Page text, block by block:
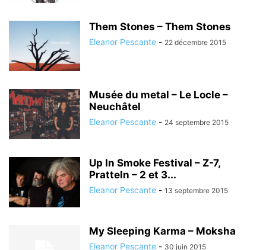
Them Stones – Them Stones
Eleanor Pescante - 22 décembre 2015
Musée du metal – Le Locle –
Neuchâtel
Eleanor Pescante - 24 septembre 2015
Up In Smoke Festival – Z-7,
Pratteln – 2 et 3...
Eleanor Pescante - 13 septembre 2015
My Sleeping Karma – Moksha
Eleanor Pescante - 30 juin 2015